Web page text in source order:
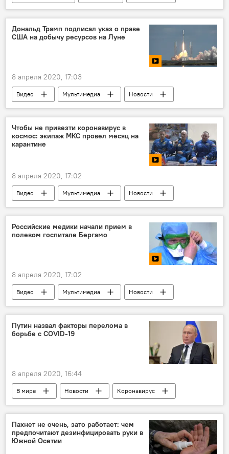
Репортажи
Дональд Трамп подписал указ о праве
США на добычу ресурсов на Луне
8 апреля 2020, 17:03
Видео Мультимедиа Новости
Чтобы не привезти коронавирус в
космос: экипаж МКС провел месяц на
карантине
8 апреля 2020, 17:02
Видео Мультимедиа Новости
Российские медики начали прием в
полевом госпитале Бергамо
8 апреля 2020, 17:02
Видео Мультимедиа
Новости
Коронавирус
Путин назвал факторы перелома в
борьбе с COVID-19
8 апреля 2020, 16:44
В мире Новости Коронавирус
Пахнет не очень, зато работает: чем
предпочитают дезинфицировать руки в
Южной Осетии